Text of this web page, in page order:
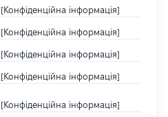
[Конфіденційна інформація]
[Конфіденційна інформація]
[Конфіденційна інформація]
[Конфіденційна інформація]
[Конфіденційна інформація]